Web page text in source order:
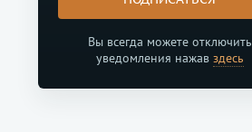
Вы всегда можете отключить
уведомления нажав здесь